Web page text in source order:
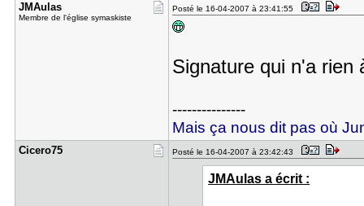
JMAulas
Membre de l'église symaskiste
Posté le 16-04-2007 à 23:41:55
Signature qui n'a rien
---------------
Mais ça nous dit pas où
Cicero75 Posté le 16-04-2007 à 23:42:43
JMAulas a écrit :